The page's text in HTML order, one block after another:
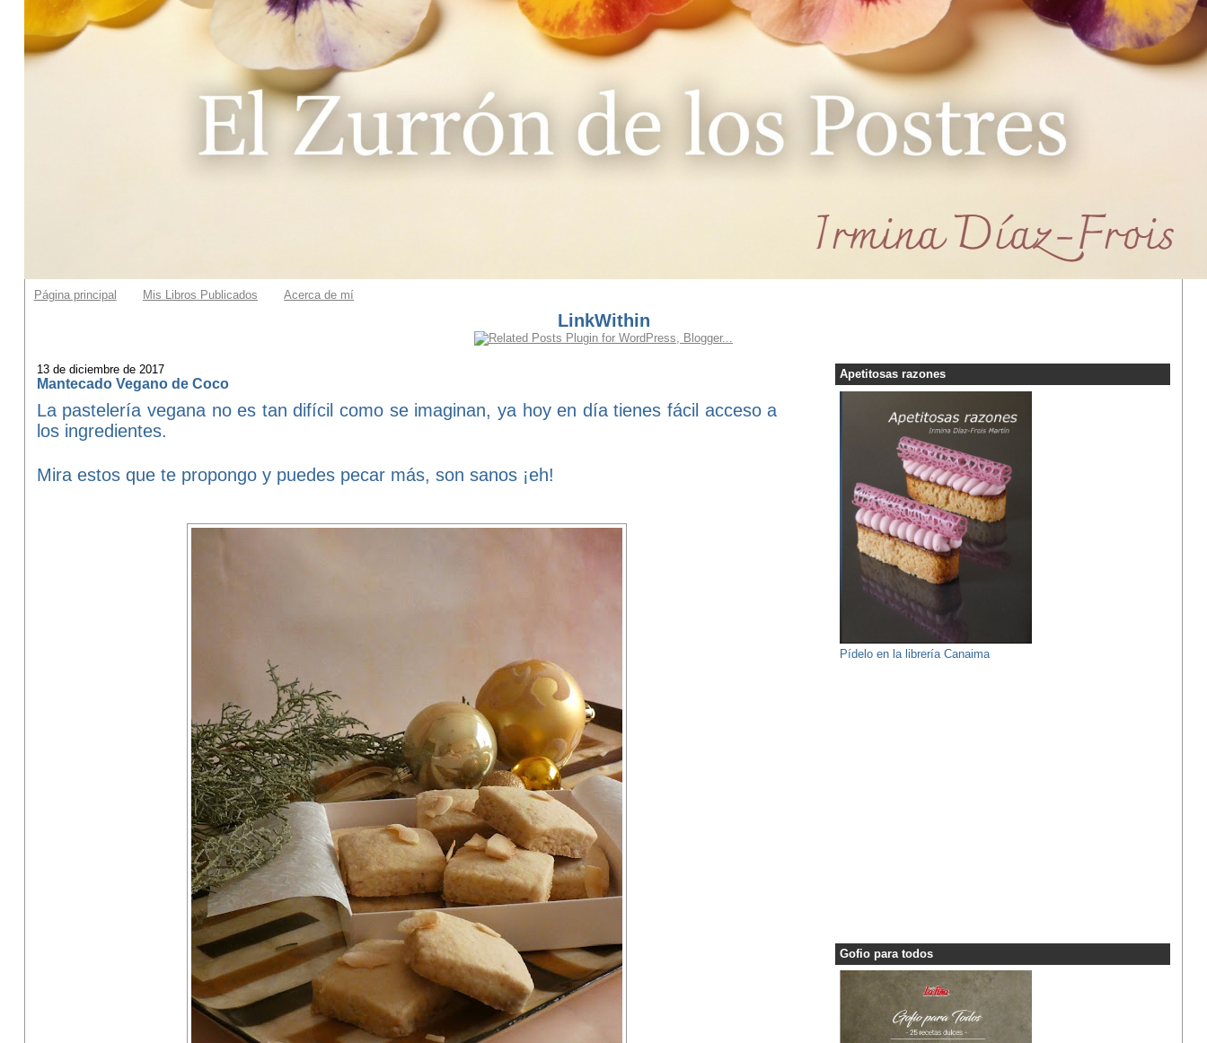
Página principal Mis Libros Publicados Acerca de mí
LinkWithin
13 de diciembre de 2017
Mantecado Vegano de Coco
La pastelería vegana no es tan difícil como se imaginan, ya hoy en día tienes fácil acceso a
los ingredientes.
Mira estos que te propongo y puedes pecar más, son sanos ¡eh!
Apetitosas razones
Pídelo en la librería Canaima
Gofio para todos